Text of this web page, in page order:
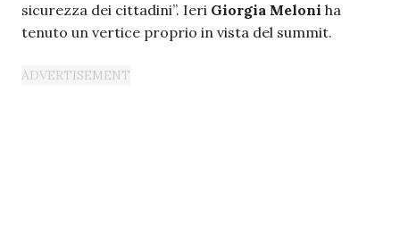
sicurezza dei cittadini”. Ieri Giorgia Meloni ha
tenuto un vertice proprio in vista del summit.